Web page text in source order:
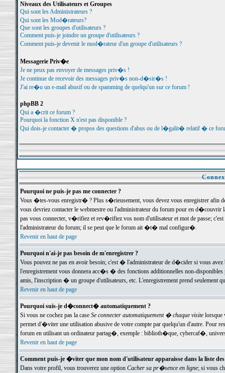
Niveaux des Utilisateurs et Groupes
Qui sont les Administrateurs ?
Qui sont les Mod�rateurs?
Que sont les groupes d'utilisateurs ?
Comment puis-je joindre un groupe d'utilisateurs ?
Comment puis-je devenir le mod�rateur d'un groupe d'utilisateurs ?
Messagerie Priv�e
Je ne peux pas envoyer de messages priv�s !
Je continue de recevoir des messages priv�s non-d�sir�s !
J'ai re�u un e-mail abusif ou de spamming de quelqu'un sur ce forum !
phpBB 2
Qui a �crit ce forum ?
Pourquoi la fonction X n'est pas disponible ?
Qui dois-je contacter � propos des questions d'abus ou de l�galit� relatif � ce
Pourquoi ne puis-je pas me connecter ?
Vous �tes-vous enregistr� ? Plus s�rieusement, vous devez vous enregistrer
vous devriez contacter le webmestre ou l'administrateur du forum pour en
pas vous connecter, v�rifiez et rev�rifiez vos nom d'utilisateur et mot de passe;
l'administrateur du forum; il se peut que le forum ait �t� mal configur�.
Revenir en haut de page
Pourquoi n'ai-je pas besoin de m'enregistrer ?
Vous pouvez ne pas en avoir besoin; c'est � l'administrateur de d�cider si vous
l'enregistrement vous donnera acc�s � des fonctions additionnelles non-
amis, l'inscription � un groupe d'utilisateurs, etc. L'enregistrement prend seulement
Revenir en haut de page
Pourquoi suis-je d�connect� automatiquement ?
Si vous ne cochez pas la case Se connecter automatiquement � chaque visitelorsque
permet d'�viter une utilisation abusive de votre compte par quelqu'un d'autre. Pour
forum en utilisant un ordinateur partag�, exemple : biblioth�que, cybercaf�,
Revenir en haut de page
Comment puis-je �viter que mon nom d'utilisateur apparaisse dans la liste
Dans votre profil, vous trouverez une option Cacher sa pr�sence en ligne; si vous